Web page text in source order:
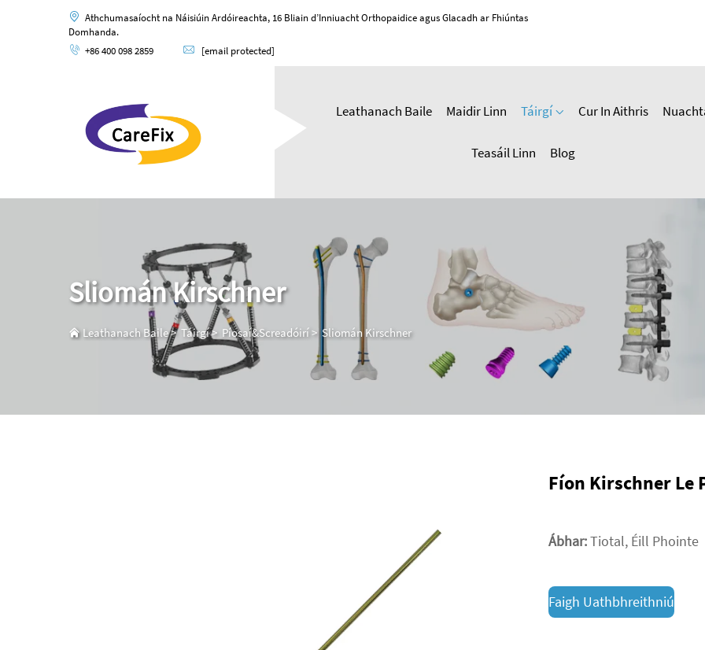
Athchumasaíocht na Náisiúin Ardóireachta, 16 Bliain d’Inniuacht Orthopaidice agus Glacadh ar Fhiúntas
Domhanda.
+86 400 098 2859
[email protected]
Leathanach Baile Maidir Linn Táirgí Cur In Aithris
Teasáil Linn Blog
Sliomán Kirschner
Leathanach Baile>Táirgí> Píosaí&Screadóirí> Sliomán Kirschner
Fíon Kirschner Le
Ábhar:Tiotal, Éill Phointe
Faigh Uathbhreithniú